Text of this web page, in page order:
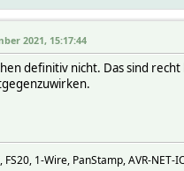
2021, 15:17:44
definitiv nicht. Das sind
FS20, 1-Wire, PanStamp, AVR-